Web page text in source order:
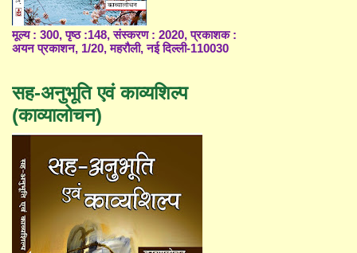
मूल्य : 300, पृष्ठ :148, संस्करण : 2020, प्रकाशक :
अयन प्रकाशन, 1/20, महरौली, नई दिल्ली-110030
सह-अनुभूति एवं काव्यशिल्प
(काव्यालोचन)